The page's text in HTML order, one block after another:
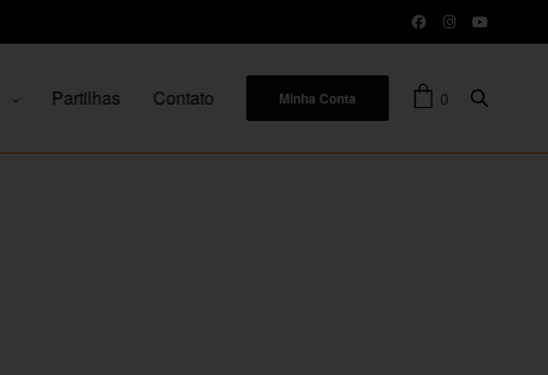
Partilhas Contato Minha Conta 0